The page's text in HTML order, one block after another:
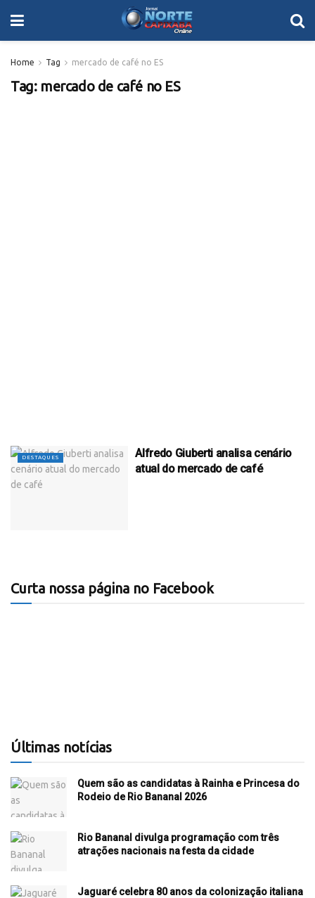
Home Tag mercado de café no ES
Tag: mercado de café no ES
DESTAQUES
Alfredo Giuberti analisa cenário
atual do mercado de café
Curta nossa página no Facebook
Últimas notícias
Quem são as candidatas à Rainha e Princesa do
Rodeio de Rio Bananal 2026
Rio Bananal divulga programação com três
atrações nacionais na festa da cidade
Jaguaré celebra 80 anos da colonização italiana